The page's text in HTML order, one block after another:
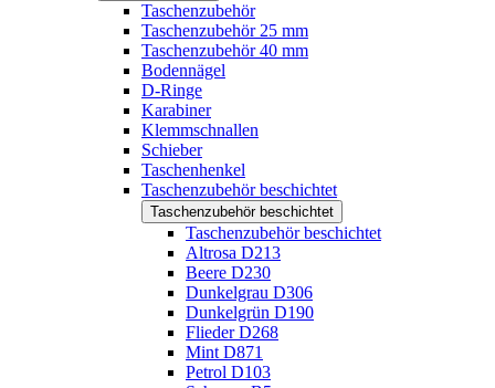
Taschenzubehör
Taschenzubehör 25 mm
Taschenzubehör 40 mm
Bodennägel
D-Ringe
Karabiner
Klemmschnallen
Schieber
Taschenhenkel
Taschenzubehör beschichtet
Taschenzubehör beschichtet
Taschenzubehör beschichtet
Altrosa D213
Beere D230
Dunkelgrau D306
Dunkelgrün D190
Flieder D268
Mint D871
Petrol D103